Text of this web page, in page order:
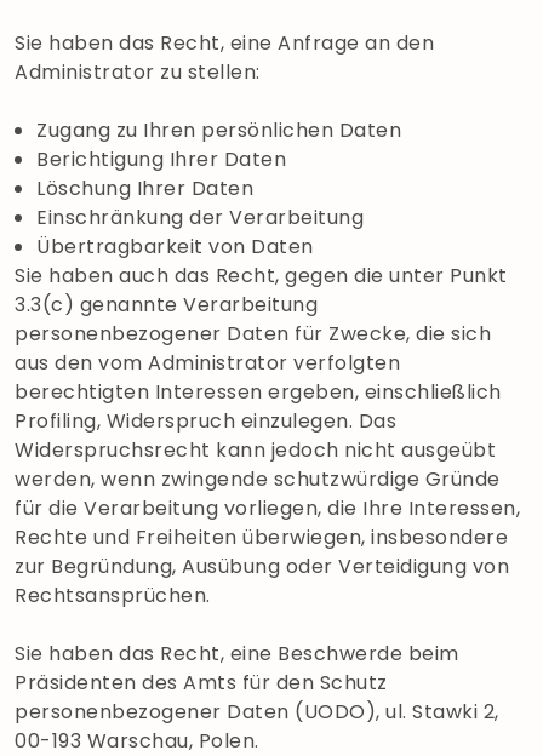
Sie haben das Recht, eine Anfrage an den
Administrator zu stellen:
Zugang zu Ihren persönlichen Daten
Berichtigung Ihrer Daten
Löschung Ihrer Daten
Einschränkung der Verarbeitung
Übertragbarkeit von Daten
Sie haben auch das Recht, gegen die unter Punkt
3.3(c) genannte Verarbeitung
personenbezogener Daten für Zwecke, die sich
aus den vom Administrator verfolgten
berechtigten Interessen ergeben, einschließlich
Profiling, Widerspruch einzulegen. Das
Widerspruchsrecht kann jedoch nicht ausgeübt
werden, wenn zwingende schutzwürdige Gründe
für die Verarbeitung vorliegen, die Ihre Interessen,
Rechte und Freiheiten überwiegen, insbesondere
zur Begründung, Ausübung oder Verteidigung von
Rechtsansprüchen.
Sie haben das Recht, eine Beschwerde beim
Präsidenten des Amts für den Schutz
personenbezogener Daten (UODO), ul. Stawki 2,
00-193 Warschau, Polen.